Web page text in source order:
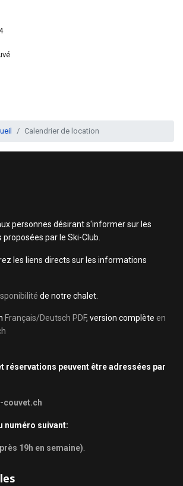
Calendrier de location
personnes désirant s'informer sur les
par le Ski-Club.
les liens directs sur les informations
de notre chalet.
Français/Deutsch PDF, version complète en
réservations peuvent être adressées par
couvet.ch
numéro suivant:
19h en semaine)